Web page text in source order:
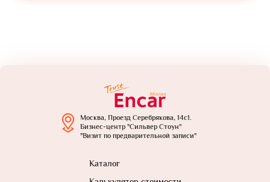
Москва, Проезд Серебрякова, 14с1.
Бизнес-центр "Сильвер Стоун"
"Визит по предварительной записи"
Каталог